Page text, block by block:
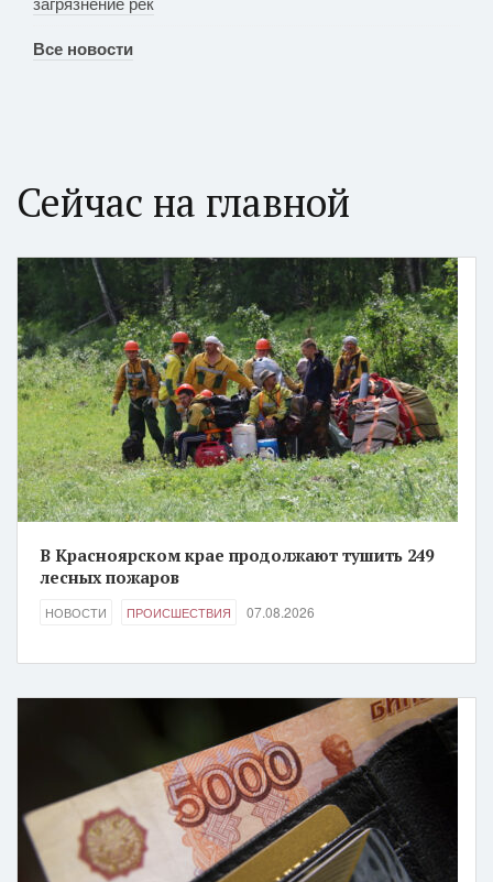
Все новости
Сейчас на главной
В Красноярском крае продолжают тушить 249
лесных пожаров
НОВОСТИ ПРОИСШЕСТВИЯ 07.08.2026